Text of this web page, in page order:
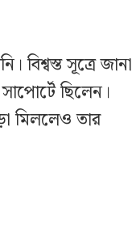
বিশ্বস্ত সূত্রে জানা
ছিলেন।
মিললেও তার